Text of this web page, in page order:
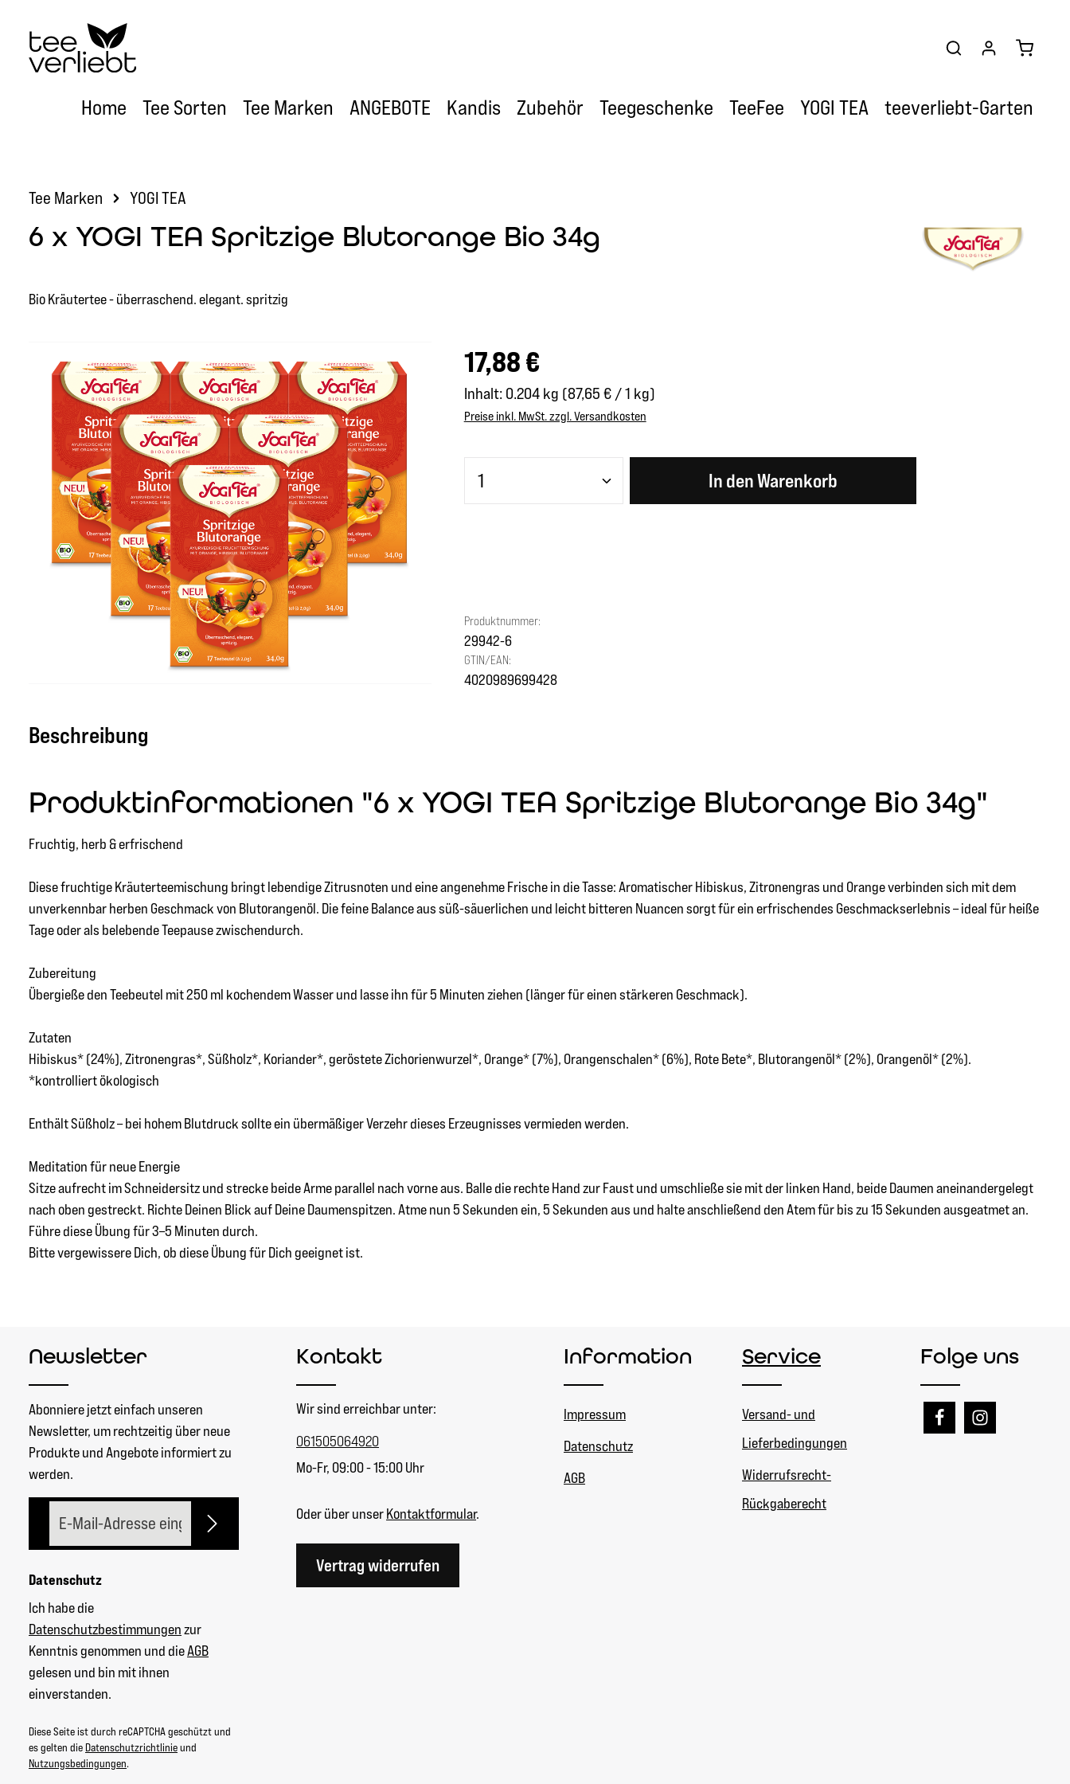
Hauptinhalt springen
Zur Hauptnavigation springen
Home Tee Sorten Tee Marken ANGEBOTE Kandis Zubehör Teegeschenke TeeFee YOGI TEA teeverliebt-Garten
Tee Marken YOGI TEA
6 x YOGI TEA Spritzige Blutorange Bio 34g
Bio Kräutertee - überraschend. elegant. spritzig
Regulärer Preis:
17,88 €
Inhalt: 0.204 kg (87,65 € / 1 kg)
Preise inkl. MwSt. zzgl. Versandkosten
Produkt Anzahl: Gib den gewünschten Wert ein oder benutze die Schaltflächen
In den Warenkorb
Produktnummer:
29942-6
GTIN/EAN:
4020989699428
Beschreibung
Produktinformationen "6 x YOGI TEA Spritzige Blutorange Bio 34g"
Fruchtig, herb & erfrischend
Diese fruchtige Kräuterteemischung bringt lebendige Zitrusnoten und eine angenehme Frische in die Tasse: Aromatischer Hibiskus, Zitronengras und Orange verbinden sich mit dem
unverkennbar herben Geschmack von Blutorangenöl. Die feine Balance aus süß-säuerlichen und leicht bitteren Nuancen sorgt für ein erfrischendes Geschmackserlebnis – ideal für heiße
Tage oder als belebende Teepause zwischendurch.
Zubereitung
Übergieße den Teebeutel mit 250 ml kochendem Wasser und lasse ihn für 5 Minuten ziehen (länger für einen stärkeren Geschmack).
Zutaten
Hibiskus* (24%), Zitronengras*, Süßholz*, Koriander*, geröstete Zichorienwurzel*, Orange* (7%), Orangenschalen* (6%), Rote Bete*, Blutorangenöl* (2%), Orangenöl* (2%).
*kontrolliert ökologisch
Enthält Süßholz – bei hohem Blutdruck sollte ein übermäßiger Verzehr dieses Erzeugnisses vermieden werden.
Meditation für neue Energie
Sitze aufrecht im Schneidersitz und strecke beide Arme parallel nach vorne aus. Balle die rechte Hand zur Faust und umschließe sie mit der linken Hand, beide Daumen aneinandergelegt
nach oben gestreckt. Richte Deinen Blick auf Deine Daumenspitzen. Atme nun 5 Sekunden ein, 5 Sekunden aus und halte anschließend den Atem für bis zu 15 Sekunden ausgeatmet an.
Führe diese Übung für 3–5 Minuten durch.
Bitte vergewissere Dich, ob diese Übung für Dich geeignet ist.
Newsletter
Abonniere jetzt einfach unseren
Newsletter, um rechtzeitig über neue
Produkte und Angebote informiert zu
werden.
Datenschutz
Ich habe die
Datenschutzbestimmungenzur
Kenntnis genommen und dieAGB
gelesen und bin mit ihnen
einverstanden.
Diese Seite ist durch reCAPTCHA geschützt und
es gelten die Datenschutzrichtlinieund
Nutzungsbedingungen.
Kontakt
Wir sind erreichbar unter:
061505064920
Mo-Fr, 09:00 - 15:00 Uhr
Oder über unserKontaktformular.
Vertrag widerrufen
Information
Impressum
Datenschutz
AGB
Service
Versand- und
Lieferbedingungen
Widerrufsrecht-
Rückgaberecht
Folge uns